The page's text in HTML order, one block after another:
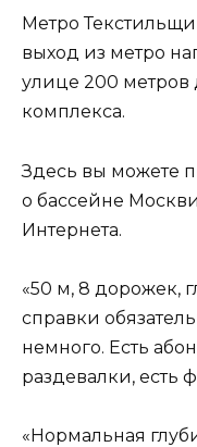
Метро
выход из метро
улице 200 метров
комплекса.
Здесь вы можете
о бассейне
Интернета.
«50 м, 8 дорожек,
справки
немного. Есть
раздевалки, есть
«Нормальная